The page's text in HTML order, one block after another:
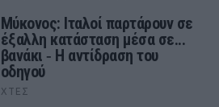
Μύκονος: Ιταλοί παρτάρουν σε
έξαλλη κατάσταση μέσα σε...
βανάκι ‑ Η αντίδραση του
οδηγού
ΧΤΕΣ